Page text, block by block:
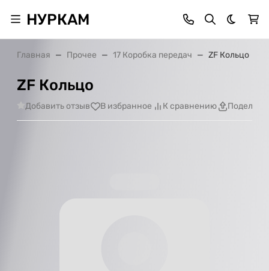
НУРКАМ Темная
Главная Прочее 17 Коробка передач ZF Кольцо
ZF Кольцо
Добавить отзыв В избранное К сравнению